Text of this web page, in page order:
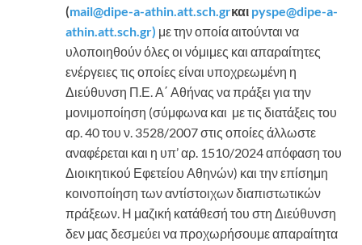
(mail@dipe-a-athin.att.sch.grκαι pyspe@dipe-a-
athin.att.sch.gr) με την οποία αιτούνται να
υλοποιηθούν όλες οι νόμιμες και απαραίτητες
ενέργειες τις οποίες είναι υποχρεωμένη η
Διεύθυνση Π.Ε. Α΄ Αθήνας να πράξει για την
μονιμοποίηση (σύμφωνα και με τις διατάξεις του
αρ. 40 του ν. 3528/2007 στις οποίες άλλωστε
αναφέρεται και η υπ’ αρ. 1510/2024 απόφαση του
Διοικητικού Εφετείου Αθηνών) και την επίσημη
κοινοποίηση των αντίστοιχων διαπιστωτικών
πράξεων. Η μαζική κατάθεσή του στη Διεύθυνση
δεν μας δεσμεύει να προχωρήσουμε απαραίτητα